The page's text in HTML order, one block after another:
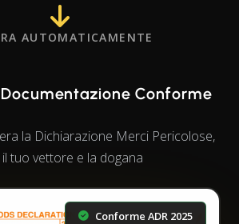
AUTOMATICAMENTE
Conforme
la Dichiarazione Merci Pericolose,
tuo vettore e la dogana
Conforme ADR 2025